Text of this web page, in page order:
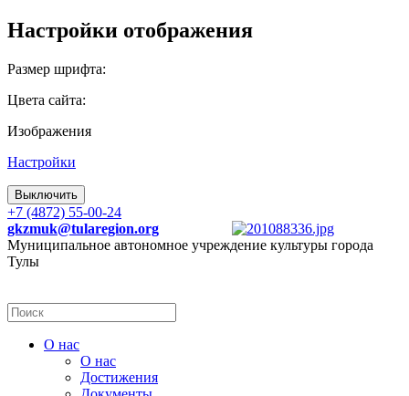
Настройки отображения
Размер шрифта:
Цвета сайта:
Изображения
Настройки
Выключить
+7 (4872) 55-00-24
gkzmuk@tularegion.org
Муниципальное автономное учреждение культуры города
Тулы
О нас
О нас
Достижения